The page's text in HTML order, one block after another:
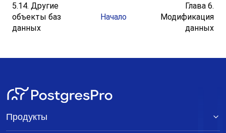
5.14. Другие
объекты баз
данных
Начало
Глава 6.
Модификация
данных
Продукты